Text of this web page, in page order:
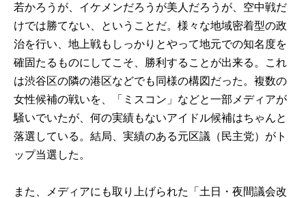
若かろうが、イケメンだろうが美人だろうが、空中戦だ
けでは勝てない、ということだ。様々な地域密着型の政
治を行い、地上戦もしっかりとやって地元での知名度を
確固たるものにしてこそ、勝利することが出来る。これ
は渋谷区の隣の港区などでも同様の構図だった。複数の
女性候補の戦いを、「ミスコン」などと一部メディアが
騒いでいたが、何の実績もないアイドル候補はちゃんと
落選している。結局、実績のある元区議（民主党）がト
ップ当選した。
また、メディアにも取り上げられた「土日・夜間議会改